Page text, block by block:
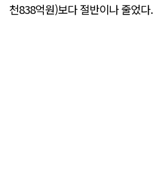
천838억원)보다 절반이나 줄었다.